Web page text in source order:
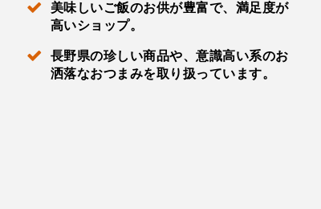
美味しいご飯のお供が豊富で、満足度が
高いショップ。
長野県の珍しい商品や、意識高い系のお
洒落なおつまみを取り扱っています。